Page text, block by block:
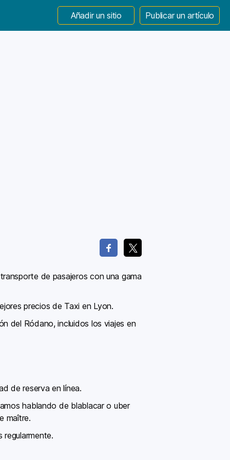
Añadir un sitio Publicar un artículo
de pasajeros con una gama
precios de Taxi en Lyon.
del Ródano, incluidos los viajes en
de reserva en línea.
hablando de blablacar o uber
maître.